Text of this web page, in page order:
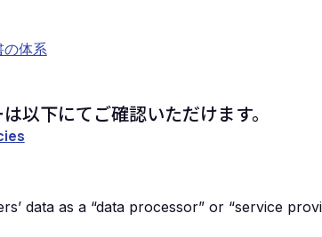
の体系
以下にてご確認いただけます。
data as a “data processor” or “service